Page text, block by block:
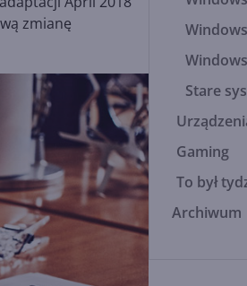
zmianę
Stare
Gaming
To był
Archiwum